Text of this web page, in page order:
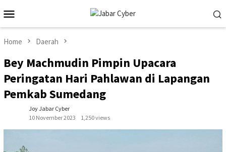
to
contentMenu
Home Daerah
Bey Machmudin Pimpin Upacara
Peringatan Hari Pahlawan di Lapangan
Pemkab Sumedang
Joy Jabar Cyber
10 November 2023
1,250 views